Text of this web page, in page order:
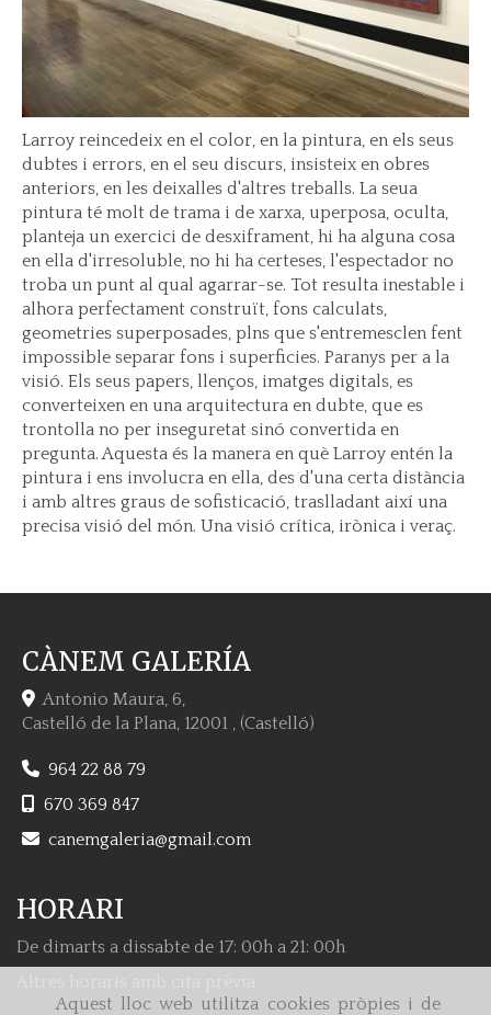
Aquest lloc web utilitza cookies pròpies i de
Larroy reincedeix en el color, en la pintura, en els seus
dubtes i errors, en el seu discurs, insisteix en obres
anteriors, en les deixalles d'altres treballs. La seua
pintura té molt de trama i de xarxa, uperposa, oculta,
planteja un exercici de desxiframent, hi ha alguna cosa
en ella d'irresoluble, no hi ha certeses, l'espectador no
troba un punt al qual agarrar-se. Tot resulta inestable i
alhora perfectament construït, fons calculats,
geometries superposades, plns que s'entremesclen fent
impossible separar fons i superficies. Paranys per a la
visió. Els seus papers, llenços, imatges digitals, es
converteixen en una arquitectura en dubte, que es
trontolla no per inseguretat sinó convertida en
pregunta. Aquesta és la manera en què Larroy entén la
pintura i ens involucra en ella, des d'una certa distància
i amb altres graus de sofisticació, traslladant així una
precisa visió del món. Una visió crítica, irònica i veraç.
CÀNEM GALERÍA
Antonio Maura, 6,
Castelló de la Plana, 12001 , (Castelló)
964 22 88 79
670 369 847
canemgaleria
gmail.com
HORARI
De dimarts a dissabte de 17: 00h a 21: 00h